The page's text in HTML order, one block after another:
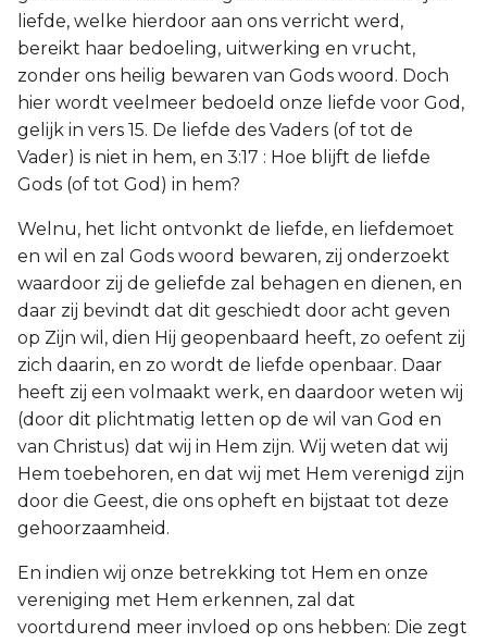
liefde, welke hierdoor aan ons verricht werd,
bereikt haar bedoeling, uitwerking en vrucht,
zonder ons heilig bewaren van Gods woord. Doch
hier wordt veelmeer bedoeld onze liefde voor God,
gelijk in vers 15. De liefde des Vaders (of tot de
Vader) is niet in hem, en 3:17 : Hoe blijft de liefde
Gods (of tot God) in hem?
Welnu, het licht ontvonkt de liefde, en liefdemoet
en wil en zal Gods woord bewaren, zij onderzoekt
waardoor zij de geliefde zal behagen en dienen, en
daar zij bevindt dat dit geschiedt door acht geven
op Zijn wil, dien Hij geopenbaard heeft, zo oefent zij
zich daarin, en zo wordt de liefde openbaar. Daar
heeft zij een volmaakt werk, en daardoor weten wij
(door dit plichtmatig letten op de wil van God en
van Christus) dat wij in Hem zijn. Wij weten dat wij
Hem toebehoren, en dat wij met Hem verenigd zijn
door die Geest, die ons opheft en bijstaat tot deze
gehoorzaamheid.
En indien wij onze betrekking tot Hem en onze
vereniging met Hem erkennen, zal dat
voortdurend meer invloed op ons hebben: Die zegt